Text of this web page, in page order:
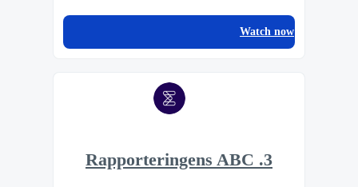
Watch now
3. Rapporteringens ABC